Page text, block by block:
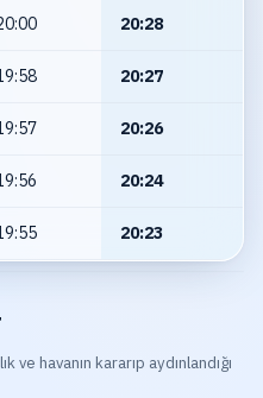
20:28
20:27
20:26
20:24
20:23
ve havanın kararıp aydınlandığı